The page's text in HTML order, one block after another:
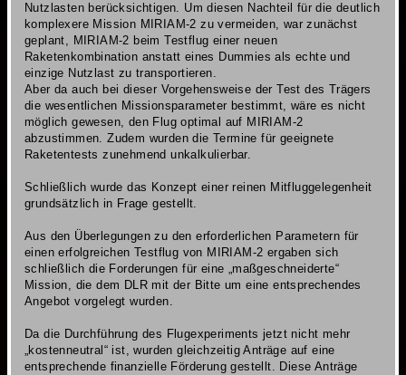
Nutzlasten berücksichtigen. Um diesen Nachteil für die deutlich
komplexere Mission MIRIAM-2 zu vermeiden, war zunächst
geplant, MIRIAM-2 beim Testflug einer neuen
Raketenkombination anstatt eines Dummies als echte und
einzige Nutzlast zu transportieren.
Aber da auch bei dieser Vorgehensweise der Test des Trägers
die wesentlichen Missionsparameter bestimmt, wäre es nicht
möglich gewesen, den Flug optimal auf MIRIAM-2
abzustimmen. Zudem wurden die Termine für geeignete
Raketentests zunehmend unkalkulierbar.
Schließlich wurde das Konzept einer reinen Mitfluggelegenheit
grundsätzlich in Frage gestellt.
Aus den Überlegungen zu den erforderlichen Parametern für
einen erfolgreichen Testflug von MIRIAM-2 ergaben sich
schließlich die Forderungen für eine „maßgeschneiderte“
Mission, die dem DLR mit der Bitte um eine entsprechendes
Angebot vorgelegt wurden.
Da die Durchführung des Flugexperiments jetzt nicht mehr
„kostenneutral“ ist, wurden gleichzeitig Anträge auf eine
entsprechende finanzielle Förderung gestellt. Diese Anträge